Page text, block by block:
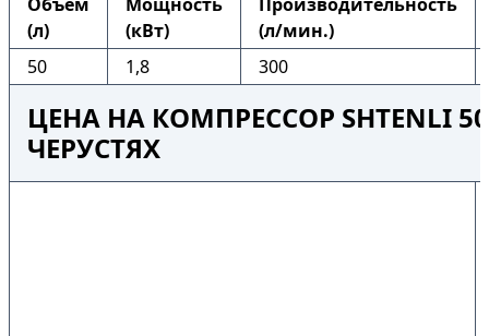
(л)
(кВт)
(л/мин.)
50
1,8 300
ЦЕНА НА КОМПРЕССОР SHTENLI
ЧЕРУСТЯХ